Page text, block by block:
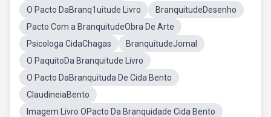
O Pacto DaBranq1uitude Livro
BranquitudeDesenho
Pacto Com a BranquitudeObra De Arte
Psicologa CidaChagas
BranquitudeJornal
O PaquitoDa Branquitude Livro
O Pacto DaBranquituda De Cida Bento
ClaudineiaBento
Imagem Livro OPacto Da Branquidade Cida Bento